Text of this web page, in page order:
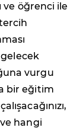
ve öğrenci ile
vurgu
bir eğitim
hangi